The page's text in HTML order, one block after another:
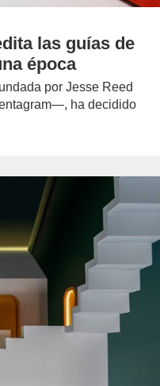
las guías de
época
por Jesse Reed
ha decidido